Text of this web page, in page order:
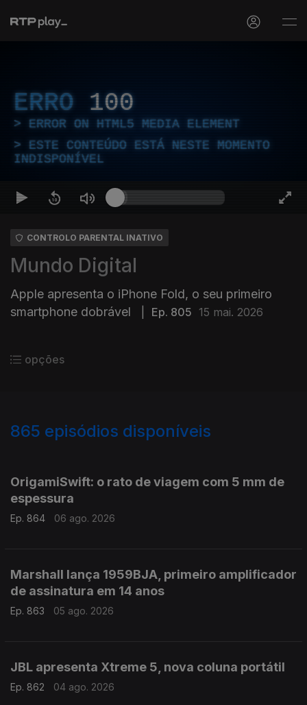
ERRO 100
ERROR ON HTML5 MEDIA ELEMENT
ESTE CONTEÚDO ESTÁ NESTE MOMENTO
INDISPONÍVEL
CONTROLO PARENTAL INATIVO
Mundo Digital
Apple apresenta o iPhone Fold, o seu primeiro
smartphone dobrável
Ep. 805 15 mai. 2026
opções
865 episódios disponíveis
OrigamiSwift: o rato de viagem com 5 mm de
espessura
Ep. 864 06 ago. 2026
Marshall lança 1959BJA, primeiro amplificador
de assinatura em 14 anos
Ep. 863 05 ago. 2026
JBL apresenta Xtreme 5, nova coluna portátil
Ep. 862 04 ago. 2026